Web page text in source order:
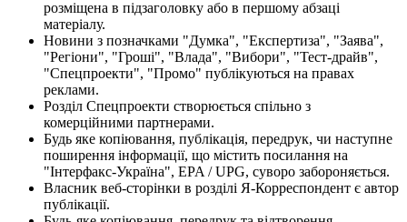
розміщена в підзаголовку або в першому абзаці
матеріалу.
Новини з позначками "Думка", "Експертиза", "Заява",
"Регіони", "Гроші", "Влада", "Вибори", "Тест-драйв",
"Спецпроекти", "Промо" публікуються на правах
реклами.
Розділ Спецпроекти створюється спільно з
комерційними партнерами.
Будь яке копіювання, публікація, передрук, чи наступне
поширення інформації, що містить посилання на
"Інтерфакс-Україна", EPA / UPG, суворо забороняється.
Власник веб-сторінки в розділі Я-Корреспондент є автор
публікації.